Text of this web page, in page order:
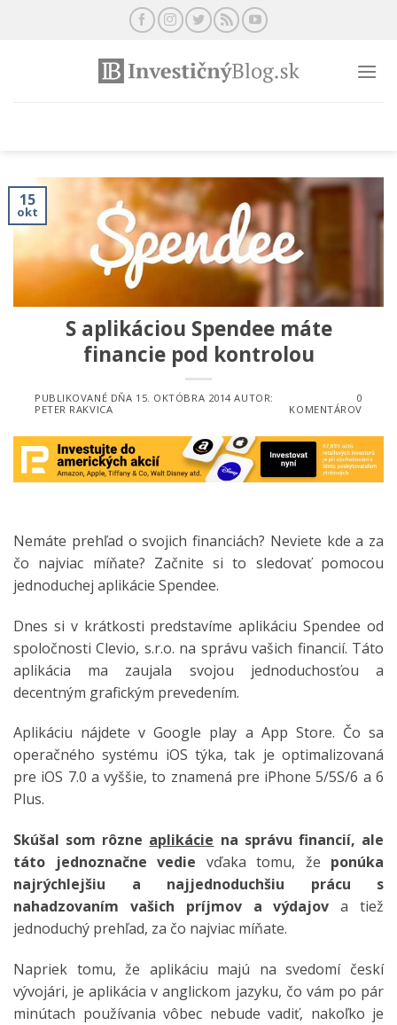
15
okt
S aplikáciou Spendee máte
financie pod kontrolou
PUBLIKOVANÉ DŇA 15. OKTÓBRA 2014AUTOR:
PETER RAKVICA
0
KOMENTÁROV
Nemáte prehľad o svojich financiách? Neviete kde a za
čo najviac míňate? Začnite si to sledovať pomocou
jednoduchej aplikácie Spendee.
Dnes si v krátkosti predstavíme aplikáciu Spendee od
spoločnosti Clevio, s.r.o. na správu vašich financií. Táto
aplikácia ma zaujala svojou jednoduchosťou a
decentným grafickým prevedením.
Aplikáciu nájdete v Google play a App Store. Čo sa
operačného systému iOS týka, tak je optimalizovaná
pre iOS 7.0 a vyššie, to znamená pre iPhone 5/5S/6 a 6
Plus.
Skúšal som rôzne aplikácie na správu financií, ale
táto jednoznačne vedie vďaka tomu, že ponúka
najrýchlejšiu a najjednoduchšiu prácu s
nahadzovaním vašich príjmov a výdajov a tiež
jednoduchý prehľad, za čo najviac míňate.
Napriek tomu, že aplikáciu majú na svedomí českí
vývojári, je aplikácia v anglickom jazyku, čo vám po pár
minútach používania vôbec nebude vadiť, nakoľko je